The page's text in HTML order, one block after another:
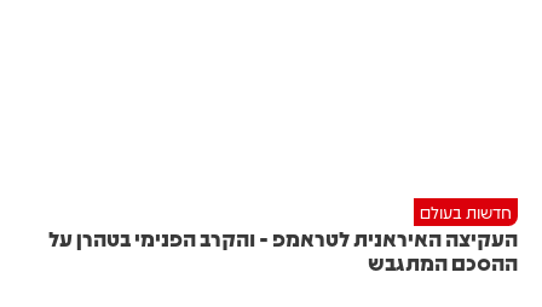
חדשות בעולם
העקיצה האיראנית לטראמפ - והקרב הפנימי בטהרן על
ההסכם המתגבש